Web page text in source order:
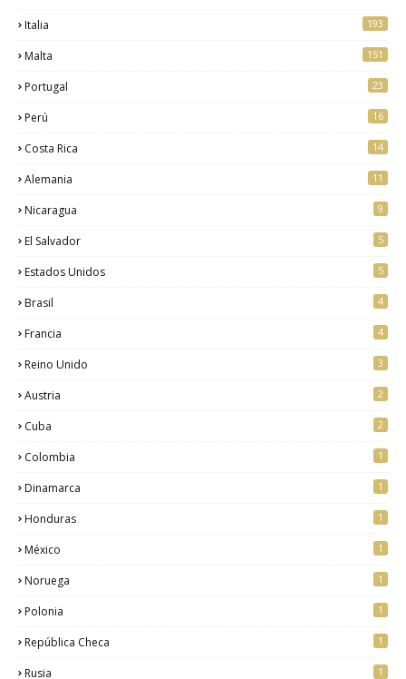
Italia 193
Malta 151
Portugal 23
Perú 16
Costa Rica 14
Alemania 11
Nicaragua 9
El Salvador 5
Estados Unidos 5
Brasil 4
Francia 4
Reino Unido 3
Austria 2
Cuba 2
Colombia 1
Dinamarca 1
Honduras 1
México 1
Noruega 1
Polonia 1
República Checa 1
Rusia 1